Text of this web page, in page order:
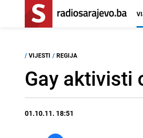
/ VIJESTI / REGIJA
Gay aktivisti
01.10.11. 18:51